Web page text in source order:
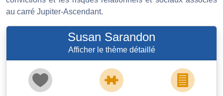
au carré Jupiter-Ascendant.
Susan Sarandon
Afficher le thème détaillé